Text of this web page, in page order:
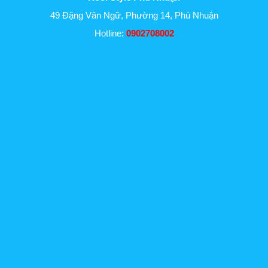
49 Đặng Văn Ngữ, Phường 14, Phú Nhuận
Hotline: 0902708002